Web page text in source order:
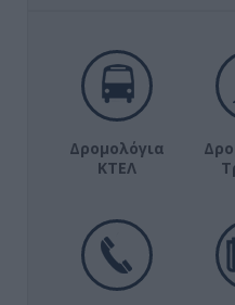
Δρομολόγια
ΚΤΕΛ